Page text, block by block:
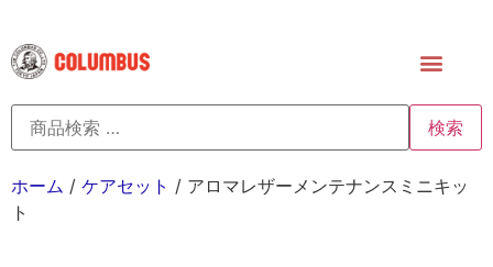
検索
ホーム / ケアセット / アロマレザーメンテナンスミニキッ
ト